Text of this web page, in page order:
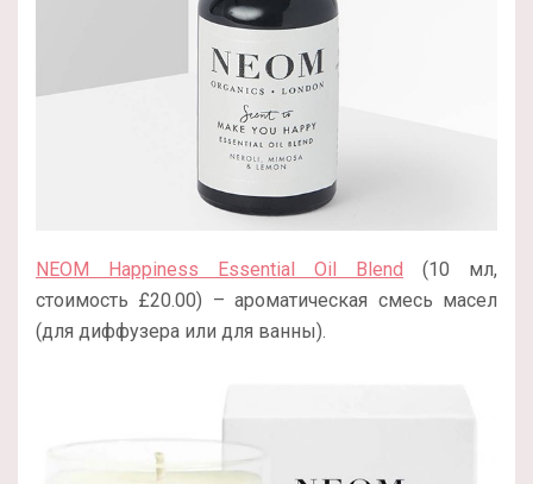
NEOM Happiness Essential Oil Blend (10 мл,
стоимость £20.00) – ароматическая смесь масел
(для диффузера или для ванны).